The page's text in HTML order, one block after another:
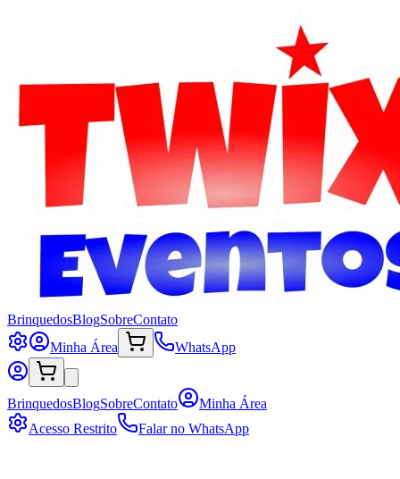
BrinquedosBlogSobreContato
Minha Área
WhatsApp
BrinquedosBlogSobreContato
Minha Área
Acesso Restrito
Falar no WhatsApp